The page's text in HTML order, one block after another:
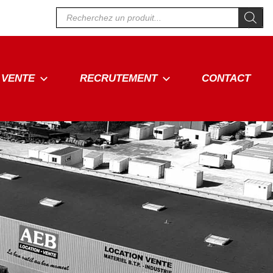
Recherche
de
produits
VENTE RECRUTEMENT CONTACT